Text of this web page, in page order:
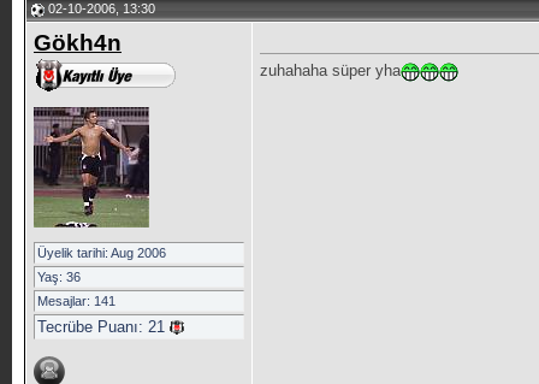
02-10-2006, 13:30
Gökh4n
Üyelik tarihi: Aug 2006
Yaş: 36
Mesajlar: 141
Tecrübe Puanı: 21
zuhahaha süper yha